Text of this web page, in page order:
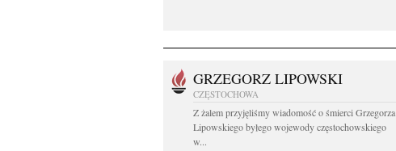
GRZEGORZ LIPOWSKI
CZĘSTOCHOWA
Z żalem przyjęliśmy wiadomość o śmierci Grzegorza
Lipowskiego byłego wojewody częstochowskiego
w...